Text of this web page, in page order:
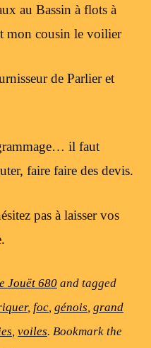
au Bassin à flots à
mon cousin le voilier
de Parlier et
il faut
faire faire des devis.
pas à laisser vos
Jouët 680 and tagged
, foc, génois, grand
, voiles. Bookmark the